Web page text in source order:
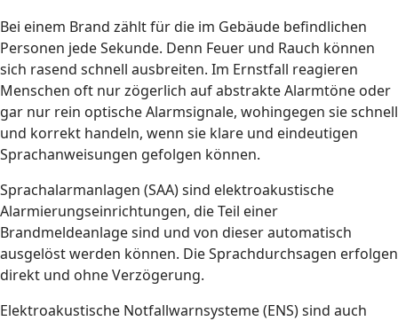
Bei einem Brand zählt für die im Gebäude befindlichen
Personen jede Sekunde. Denn Feuer und Rauch können
sich rasend schnell ausbreiten. Im Ernstfall reagieren
Menschen oft nur zögerlich auf abstrakte Alarmtöne oder
gar nur rein optische Alarmsignale, wohingegen sie schnell
und korrekt handeln, wenn sie klare und eindeutigen
Sprachanweisungen gefolgen können.
Sprachalarmanlagen (SAA) sind elektroakustische
Alarmierungseinrichtungen, die Teil einer
Brandmeldeanlage sind und von dieser automatisch
ausgelöst werden können. Die Sprachdurchsagen erfolgen
direkt und ohne Verzögerung.
Elektroakustische Notfallwarnsysteme (ENS) sind auch